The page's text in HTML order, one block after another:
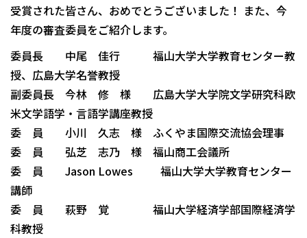
受賞された皆さん、おめでとうございました！ また、今
年度の審査委員をご紹介します。
委員長 中尾 佳行 福山大学大学教育センター教
授、広島大学名誉教授
副委員長 今林 修 様 広島大学大学院文学研究科欧
米文学語学・言語学講座教授
委 員 小川 久志 様 ふくやま国際交流協会理事
委 員 弘芝 志乃 様 福山商工会議所
委 員 Jason Lowes 福山大学大学教育センター
講師
委 員 萩野 覚 福山大学経済学部国際経済学
科教授